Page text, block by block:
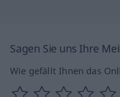
Sagen Sie uns Ihre
Wie gefällt Ihnen das